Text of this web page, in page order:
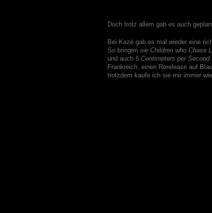
Doch trotz allem gab es auch
Bei Kazé gab es mal wieder eine
So bringen sie Children who Chase
und auch 5 Centimeters per Second
Frankreich, einen Rerelease auf
trotzdem kaufe ich sie mir immer